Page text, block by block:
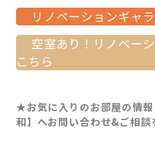
リノベーションギャ
空室あり！リノベー
こちら
★お気に入りのお部屋の情
和】へお問い合わせ&ご相談